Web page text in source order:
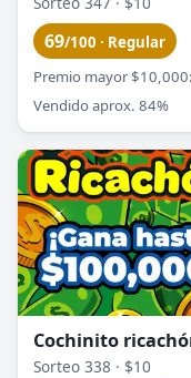
69/100 · Regular
Premio mayor $10,000:
Vendido aprox. 84%
Cochinito
Sorteo 338 · $10